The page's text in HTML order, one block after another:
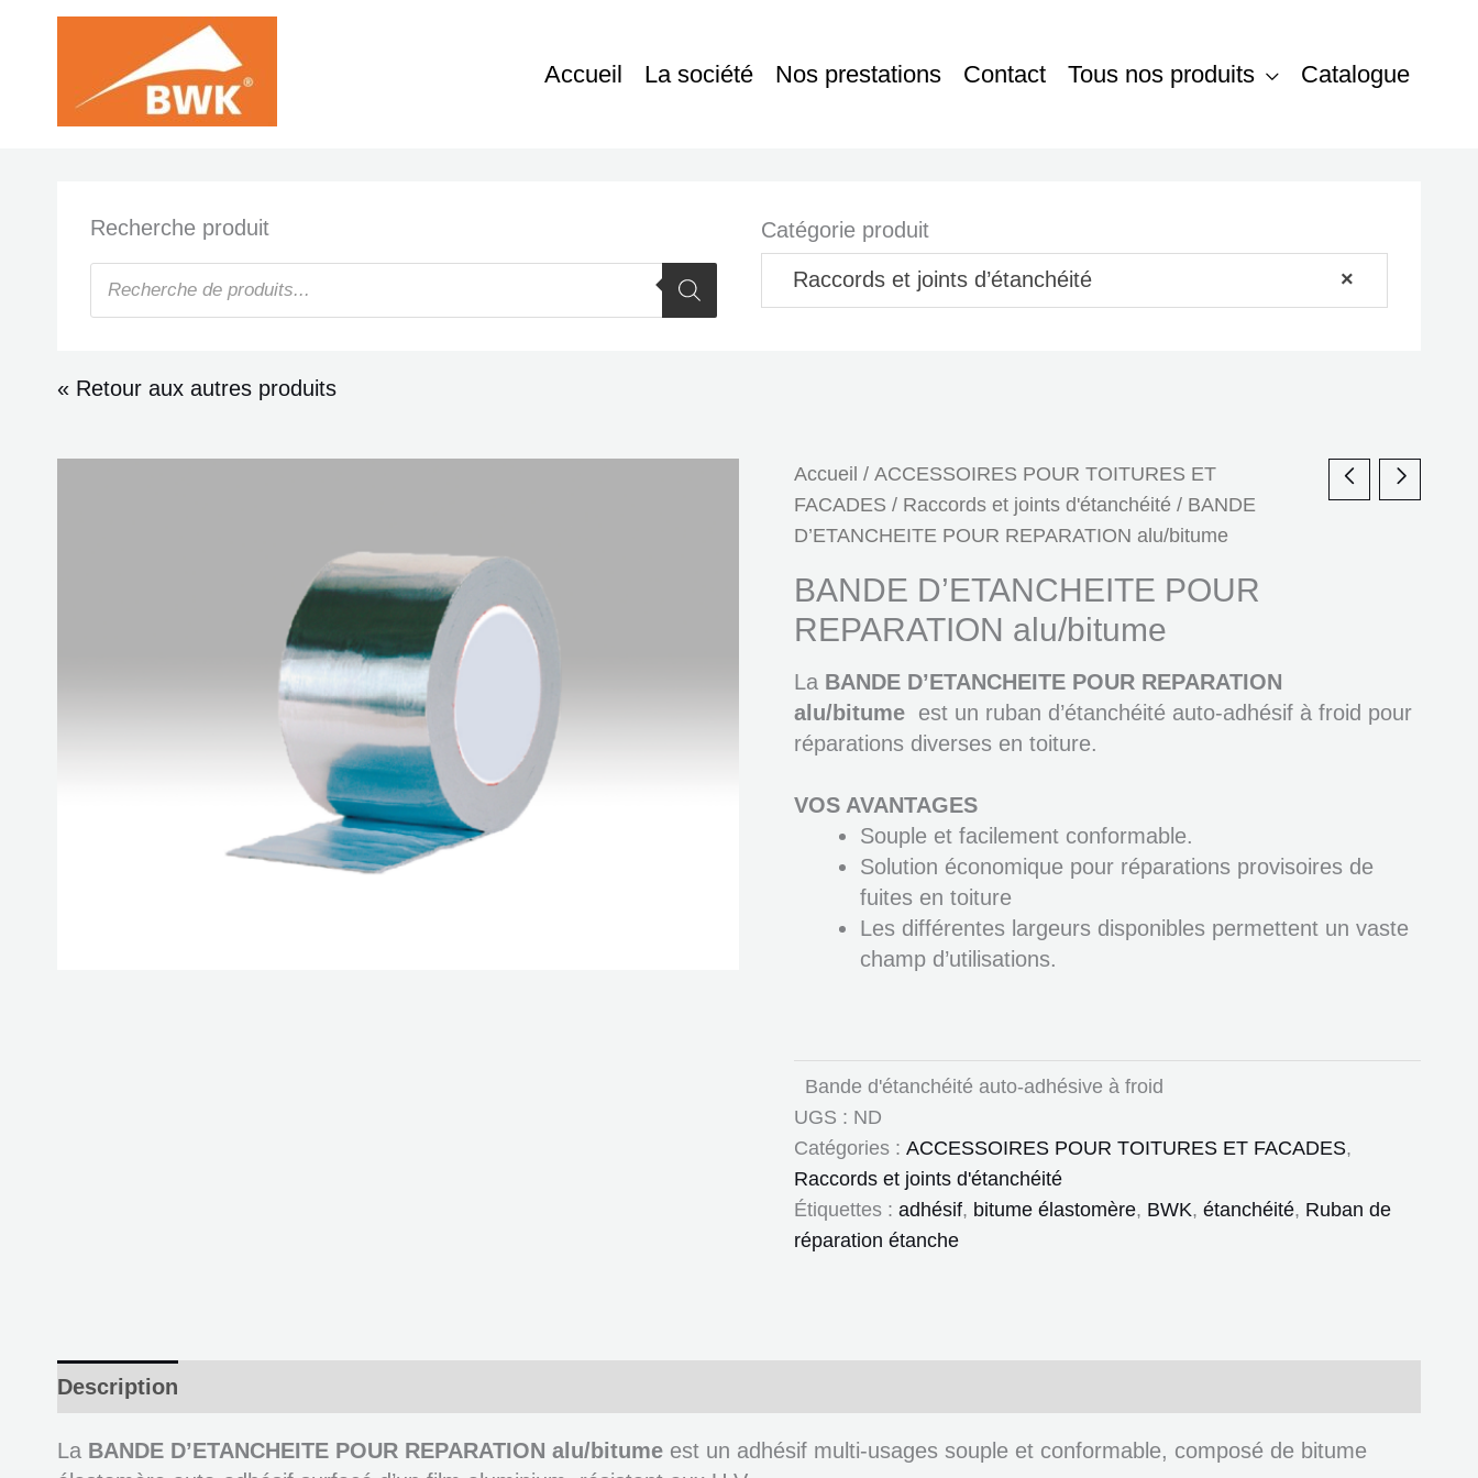
Accueil La société Nos prestations Contact Tous nos produits Catalogue
Recherche produit
Recherche
de
produits
Catégorie produit
×
Raccords et joints d’étanchéité
« Retour aux autres produits
Accueil / ACCESSOIRES POUR TOITURES ET
FACADES / Raccords et joints d'étanchéité/ BANDE
D’ETANCHEITE POUR REPARATION alu/bitume
BANDE D’ETANCHEITE POUR
REPARATION alu/bitume
La BANDE D’ETANCHEITE POUR REPARATION
alu/bitume est un ruban d’étanchéité auto-adhésif à froid pour
réparations diverses en toiture.
VOS AVANTAGES
Souple et facilement conformable.
Solution économique pour réparations provisoires de
fuites en toiture
Les différentes largeurs disponibles permettent un vaste
champ d’utilisations.
Bande d'étanchéité auto-adhésive à froid
UGS : ND
Catégories : ACCESSOIRES POUR TOITURES ET FACADES,
Raccords et joints d'étanchéité
Étiquettes : adhésif, bitume élastomère, BWK, étanchéité, Ruban de
réparation étanche
Description
La BANDE D’ETANCHEITE POUR REPARATION alu/bitume est un adhésif multi-usages souple et conformable, composé de bitume